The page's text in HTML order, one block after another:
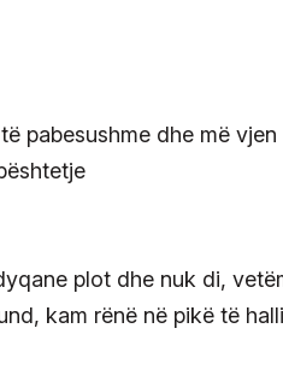
pabesushme dhe më
plot dhe nuk di,
kam rënë në pikë të